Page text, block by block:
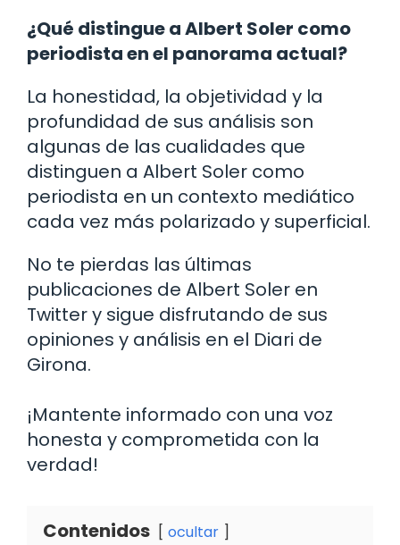
¿Qué distingue a Albert Soler como
periodista en el panorama actual?
La honestidad, la objetividad y la
profundidad de sus análisis son
algunas de las cualidades que
distinguen a Albert Soler como
periodista en un contexto mediático
cada vez más polarizado y superficial.
No te pierdas las últimas
publicaciones de Albert Soler en
Twitter y sigue disfrutando de sus
opiniones y análisis en el Diari de
Girona.
¡Mantente informado con una voz
honesta y comprometida con la
verdad!
Contenidos ocultar